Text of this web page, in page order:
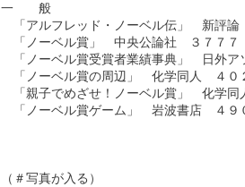
一　　般
「アルフレッド・ノーベル伝」　新評論
「ノーベル賞」　中央公論社　３７７７
「ノーベル賞受賞者業績事典」　日外ア
「ノーベル賞の周辺」　化学同人　４０
「親子でめざせ！ノーベル賞」　化学
「ノーベル賞ゲーム」　岩波書店　４９
（＃写真が入る）